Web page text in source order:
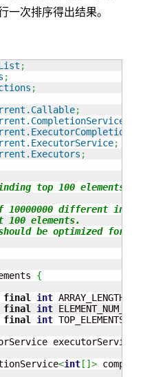
一次排序得出结果。
;
;
;
;
;
;
top 100 elements
10000000 different int
elements.
be optimized for
{
final int ARRAY_LENGTH
final int
final int TOP_ELEMENTS_NUM
executorService
<int [ ]>